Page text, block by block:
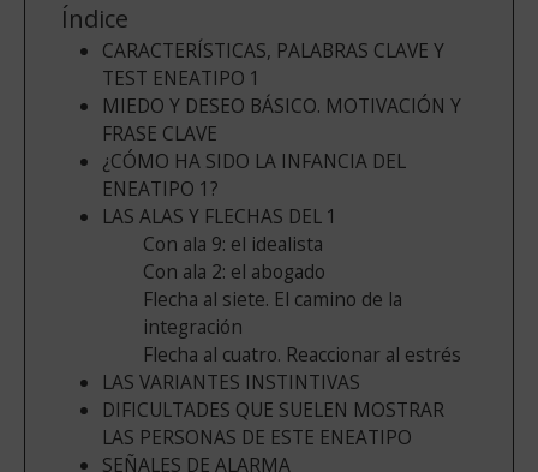
Índice
CARACTERÍSTICAS, PALABRAS CLAVE Y
TEST ENEATIPO 1
MIEDO Y DESEO BÁSICO. MOTIVACIÓN Y
FRASE CLAVE
¿CÓMO HA SIDO LA INFANCIA DEL
ENEATIPO 1?
LAS ALAS Y FLECHAS DEL 1
Con ala 9: el idealista
Con ala 2: el abogado
Flecha al siete. El camino de la
integración
Flecha al cuatro. Reaccionar al estrés
LAS VARIANTES INSTINTIVAS
DIFICULTADES QUE SUELEN MOSTRAR
LAS PERSONAS DE ESTE ENEATIPO
SEÑALES DE ALARMA